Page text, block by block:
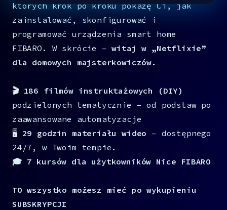
których krok po kroku pokażę Ci, jak
zainstalować, skonfigurować i
programować urządzenia smart home
FIBARO. W skrócie –witaj w „Netflixie”
dla domowych majsterkowiczów.
🎬 186 filmów instruktażowych (DIY)
podzielonych tematycznie – od podstaw po
zaawansowane automatyzacje
🖥️ 29 godzin materiału wideo – dostępnego
24/7, w Twoim tempie.
🎓 7 kursów dla użytkowników Nice FIBARO
TO wszystko możesz mieć po wykupieniu
SUBSKRYPCJI